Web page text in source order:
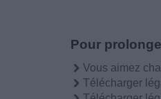
Pour
Vous aimez
Télécharger